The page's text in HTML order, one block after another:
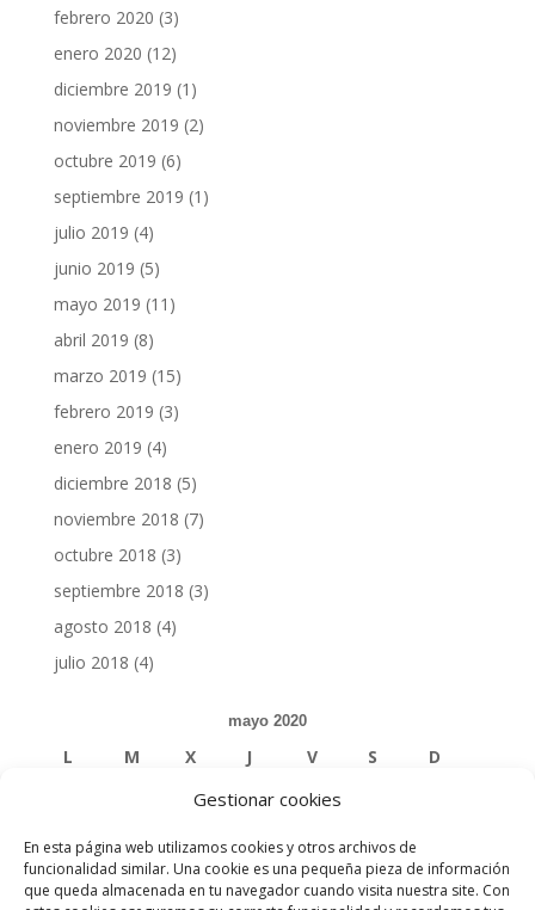
Gestionar cookies
En esta página web utilizamos cookies y otros archivos de
funcionalidad similar. Una cookie es una pequeña pieza de información
que queda almacenada en tu navegador cuando visita nuestra site. Con
febrero 2020 (3)
enero 2020 (12)
diciembre 2019 (1)
noviembre 2019 (2)
octubre 2019 (6)
septiembre 2019 (1)
julio 2019 (4)
junio 2019 (5)
mayo 2019 (11)
abril 2019 (8)
marzo 2019 (15)
febrero 2019 (3)
enero 2019 (4)
diciembre 2018 (5)
noviembre 2018 (7)
octubre 2018 (3)
septiembre 2018 (3)
agosto 2018 (4)
julio 2018 (4)
mayo 2020
L M X J V S D
1
4 5 6 7 8 9 10